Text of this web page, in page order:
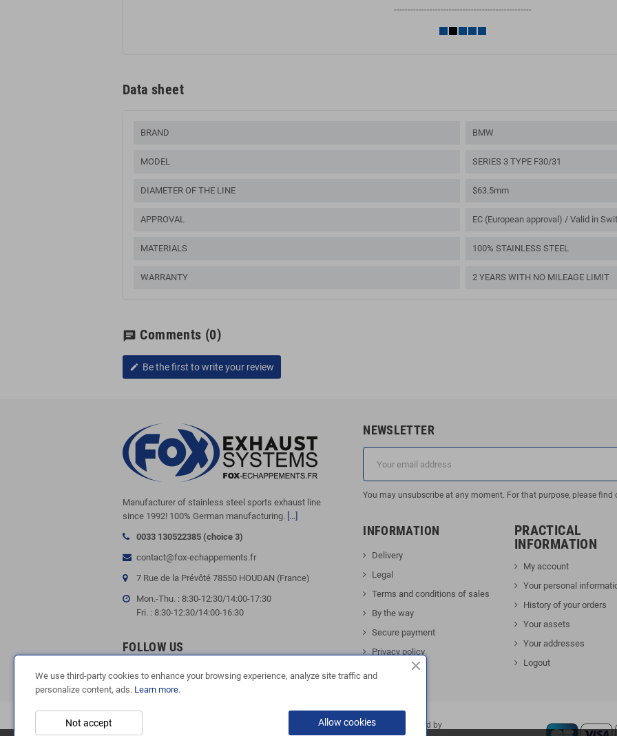
--------------------------------------------------
Data sheet
BRAND BMW
MODEL SERIES 3 TYPE F30/31
DIAMETER OF THE LINE $63.5mm
APPROVAL EC (European approval) / Valid in
MATERIALS 100% STAINLESS STEEL
WARRANTY 2 YEARS WITH NO MILEAGE LIMIT
chat Comments (0)
edit Be the first to write your review
Manufacturer of stainless steel sports exhaust line
since 1992! 100% German manufacturing. [...]
0033 130522385 (choice 3)
contact@fox-echappements.fr
7 Rue de la Prévôté 78550 HOUDAN (France)
Mon.-Thu. : 8:30-12:30/14:00-17:30
Fri. : 8:30-12:30/14:00-16:30
FOLLOW US
NEWSLETTER
You may unsubscribe at any moment. For that purpose, please
INFORMATION
Delivery
Legal
Terms and conditions of sales
By the way
Secure payment
Privacy policy
Contact us
PRACTICAL
INFORMATION
My account
Your personal
History of your orders
Your assets
Your addresses
Logout
FOX ÉCHAPPEMENTS | Powered by
We use third-party cookies to enhance your browsing experience, analyze site traffic and
personalize content, ads. Learn more.
Allow cookies
Not accept